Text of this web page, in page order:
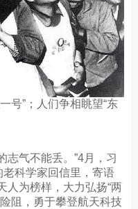
号”；人们争相眺望“东
志气不能丢。”4月，习
老科学家回信里，寄语
人为榜样，大力弘扬“两
阻，勇于攀登航天科技